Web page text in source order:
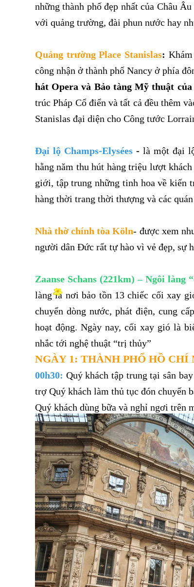
những thành phố đẹp nhất của Châu
với quảng trường, đài phun nước hay
Quảng trường Place Stanislas:
công nhận ở thành phố Nancy ở phía
hát Opera và Bảo tàng Mỹ thuật của
trúc Pháp Cổ điển và tất cả đều thêm
Stanislas đại diện cho Công tước
Đại lộ Champs-Elysées- là một đại
hằng năm thu hút hàng triệu lượt
giới, tập trung những tinh hoa về kiến
hàng thời trang thời thượng và các
Nhà thờ chính tòa Köln- được xem
người dân Đức rất tự hào vì vẻ đẹp, sự
Zaanse Schans (221km) – Ngôi làng
làng là nơi bảo tồn 13 chiếc cối xay
chuyển dòng nước, phát điện, cung
hoạt động. Ngày nay, cối xay gió là
nhắc tới nghệ thuật “trị thủy”
NGÀY 1: THÀNH PHỐ HỒ
00h30: Quý khách tập trung tại sân
trợ Quý khách làm thủ tục đón chuyến
Quý khách dùng bữa và nghỉ ngơi trên